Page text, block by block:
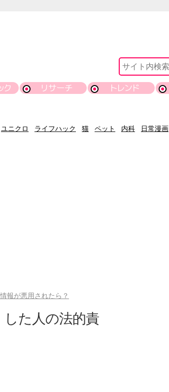
ク リサーチ トレンド
ユニクロ ライフハック 猫 ペット 内科 日常漫画
報が悪用されたら？
た人の法的責